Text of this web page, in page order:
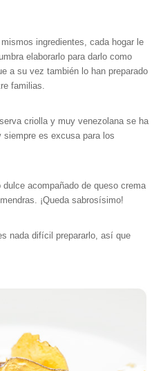
ingredientes, cada hogar le
elaborarlo para darlo como
a su vez también lo han preparado
familias.
criolla y muy venezolana se ha
es excusa para los
acompañado de queso crema
¡Queda sabrosísimo!
nada difícil prepararlo, así que